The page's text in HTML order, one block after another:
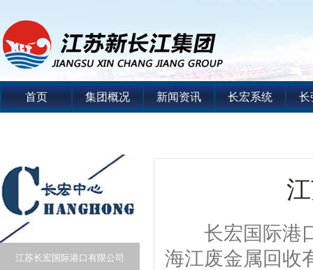
首页 集团概况 新闻资讯 长宏系统 长
江苏长宏国际港口有限公司
长宏国际港口
海江废金属回收